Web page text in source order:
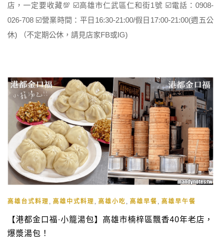
店，一定要收藏💯 ☑️高雄市仁武區仁和街1號 ☑️電話：0908-
026-708 ☑️營業時間：平日16:30-21:00/假日17:00-21:00(週五公
休) （不定期公休，請見店家FB或IG)
高雄台式料理 高雄中式料理 高雄小吃 高雄早餐 高雄早午餐
【港都金口福·小籠湯包】高雄市楠梓區飄香40年老店，
爆漿湯包！